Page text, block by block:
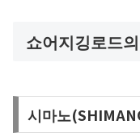
쇼어지깅로드
시마노